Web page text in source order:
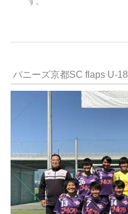
バニーズ京都SC flaps U-18